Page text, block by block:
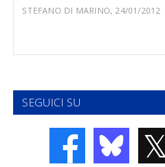
STEFANO DI MARINO, 24/01/2012
SEGUICI SU